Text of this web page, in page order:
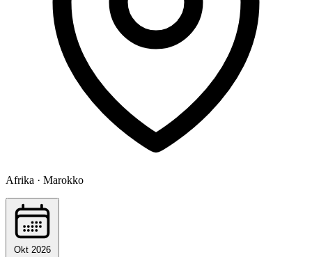
Afrika · Marokko
Okt 2026